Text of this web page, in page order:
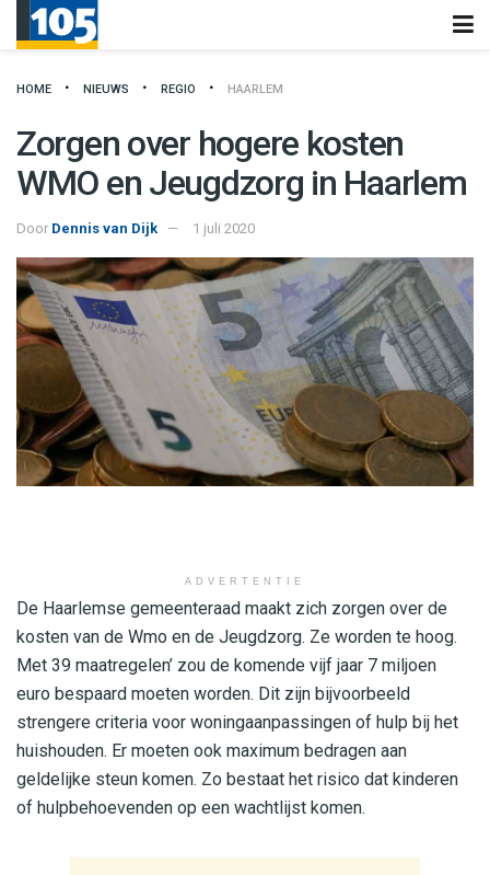
HOME NIEUWS REGIO HAARLEM
Zorgen over hogere kosten
WMO en Jeugdzorg in Haarlem
Door Dennis van Dijk 1 juli 2020
ADVERTENTIE
De Haarlemse gemeenteraad maakt zich zorgen over de
kosten van de Wmo en de Jeugdzorg. Ze worden te hoog.
Met 39 maatregelen’ zou de komende vijf jaar 7 miljoen
euro bespaard moeten worden. Dit zijn bijvoorbeeld
strengere criteria voor woningaanpassingen of hulp bij het
huishouden. Er moeten ook maximum bedragen aan
geldelijke steun komen. Zo bestaat het risico dat kinderen
of hulpbehoevenden op een wachtlijst komen.